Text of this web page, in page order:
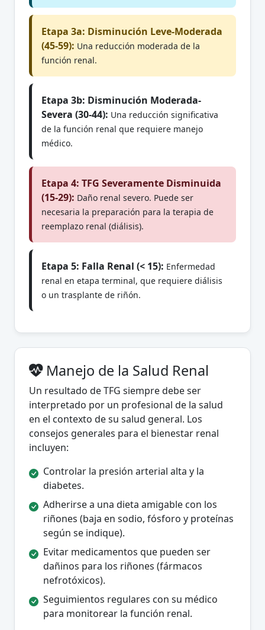
Etapa 3a: Disminución Leve-Moderada
(45-59): Una reducción moderada de la
función renal.
Etapa 3b: Disminución Moderada-
Severa (30-44): Una reducción significativa
de la función renal que requiere manejo
médico.
Etapa 4: TFG Severamente Disminuida
(15-29): Daño renal severo. Puede ser
necesaria la preparación para la terapia de
reemplazo renal (diálisis).
Etapa 5: Falla Renal (< 15): Enfermedad
renal en etapa terminal, que requiere diálisis
o un trasplante de riñón.
Manejo de la Salud Renal
Un resultado de TFG siempre debe ser
interpretado por un profesional de la salud
en el contexto de su salud general. Los
consejos generales para el bienestar renal
incluyen:
Controlar la presión arterial alta y la
diabetes.
Adherirse a una dieta amigable con los
riñones (baja en sodio, fósforo y proteínas
según se indique).
Evitar medicamentos que pueden ser
dañinos para los riñones (fármacos
nefrotóxicos).
Seguimientos regulares con su médico
para monitorear la función renal.